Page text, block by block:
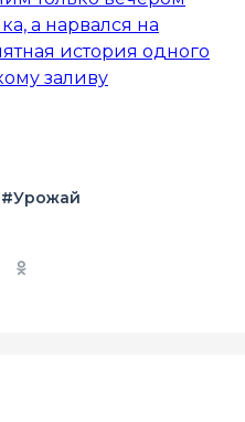
а нарвался на
история одного
заливу
#Урожай